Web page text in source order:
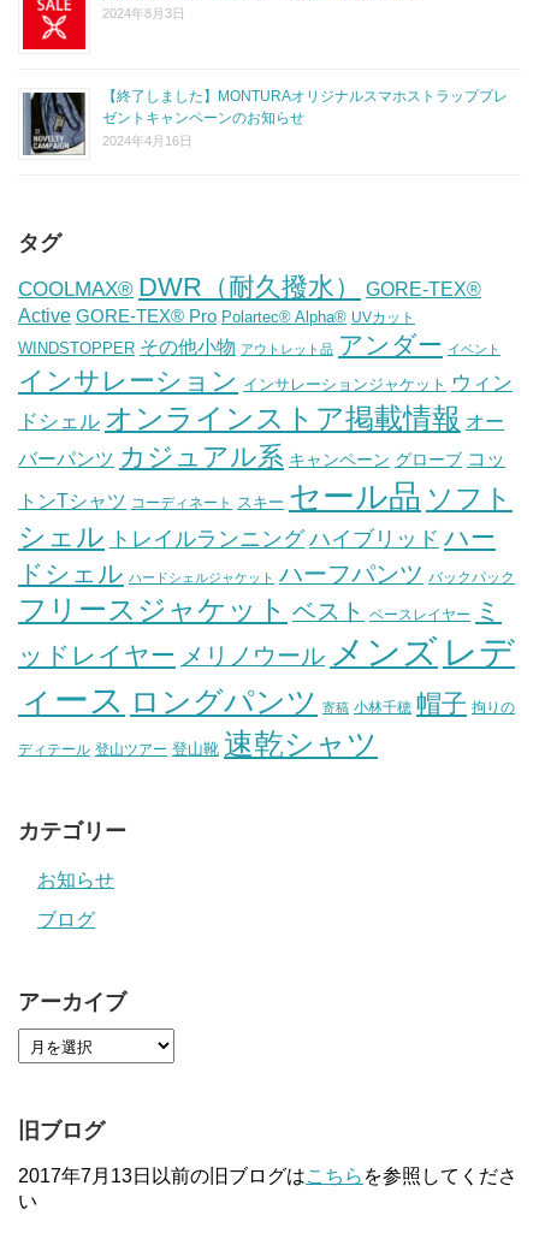
2024年8月3日
【終了しました】MONTURAオリジナルスマホストラッププレ
ゼントキャンペーンのお知らせ
2024年4月16日
タグ
COOLMAX® DWR（耐久撥水）
GORE-TEX®
Active GORE-TEX® Pro Polartec® Alpha® UVカット
WINDSTOPPER その他小物 アウトレット品 アンダー イベント
インサレーション インサレーションジャケット ウィン
ドシェル オンラインストア掲載情報 オー
バーパンツ カジュアル系 キャンペーン グローブ コッ
トンTシャツ コーディネート スキー セール品 ソフト
シェル トレイルランニング ハイブリッド ハー
ドシェル ハードシェルジャケット ハーフパンツ バックパック
フリースジャケット ベスト ベースレイヤー
ミ
ッドレイヤー メリノウール メンズ レデ
ィース ロングパンツ 寄稿 小林千穂 帽子 拘りの
ディテール 登山ツアー 登山靴 速乾シャツ
カテゴリー
お知らせ
ブログ
アーカイブ
旧ブログ
2017年7月13日以前の旧ブログはこちら を参照してくださ
い